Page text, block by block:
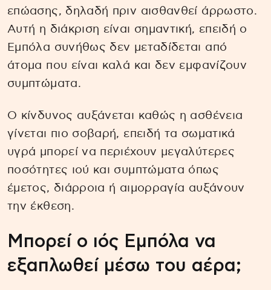
επώασης, δηλαδή πριν αισθανθεί άρρωστο.
Αυτή η διάκριση είναι σημαντική, επειδή ο
Εμπόλα συνήθως δεν μεταδίδεται από
άτομα που είναι καλά και δεν εμφανίζουν
συμπτώματα.
Ο κίνδυνος αυξάνεται καθώς η ασθένεια
γίνεται πιο σοβαρή, επειδή τα σωματικά
υγρά μπορεί να περιέχουν μεγαλύτερες
ποσότητες ιού και συμπτώματα όπως
έμετος, διάρροια ή αιμορραγία αυξάνουν
την έκθεση.
Μπορεί ο ιός Εμπόλα να
εξαπλωθεί μέσω του αέρα;